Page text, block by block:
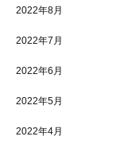
2022年8月
2022年7月
2022年6月
2022年5月
2022年4月